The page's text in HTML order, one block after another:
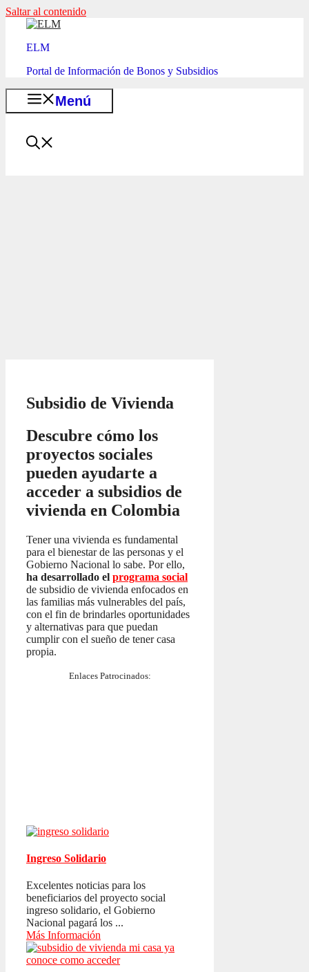
Saltar al contenido
ELM
Portal de Información de Bonos y Subsidios
Menú
Subsidio de Vivienda
Descubre cómo los
proyectos sociales
pueden ayudarte a
acceder a subsidios de
vivienda en Colombia
Tener una vivienda es fundamental
para el bienestar de las personas y el
Gobierno Nacional lo sabe. Por ello,
ha desarrollado el programa social
de subsidio de vivienda enfocados en
las familias más vulnerables del país,
con el fin de brindarles oportunidades
y alternativas para que puedan
cumplir con el sueño de tener casa
propia.
Enlaces Patrocinados:
Ingreso Solidario
Excelentes noticias para los
beneficiarios del proyecto social
ingreso solidario, el Gobierno
Nacional pagará los ...
Más Información